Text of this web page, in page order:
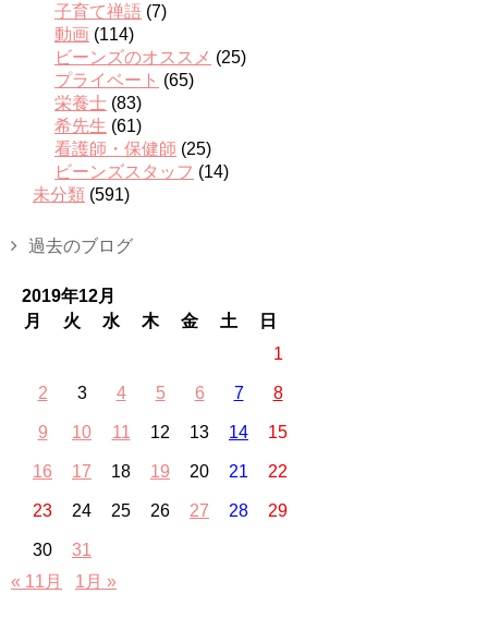
子育て禅語 (7)
動画 (114)
ビーンズのオススメ (25)
プライベート (65)
栄養士 (83)
希先生 (61)
看護師・保健師 (25)
ビーンズスタッフ (14)
未分類 (591)
過去のブログ
2019年12月
月
火 水 木 金 土
日
1
2 3 4 5 6 7 8
9 10 11 12 13 14 15
16 17 18 19 20 21 22
23 24 25 26 27 28 29
30
31
« 11月
1月 »